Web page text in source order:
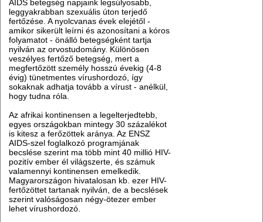
AIDS betegség napjaink legsúlyosabb,
leggyakrabban szexuális úton terjedő
fertőzése. A nyolcvanas évek elejétől -
amikor sikerült leírni és azonosítani a kóros
folyamatot - önálló betegségként tartja
nyilván az orvostudomány. Különösen
veszélyes fertőző betegség, mert a
megfertőzött személy hosszú évekig (4-8
évig) tünetmentes vírushordozó, így
sokaknak adhatja tovább a vírust - anélkül,
hogy tudna róla.
Az afrikai kontinensen a legelterjedtebb,
egyes országokban mintegy 30 százalékot
is kitesz a ferőzöttek aránya. Az ENSZ
AIDS-szel foglalkozó programjának
becslése szerint ma több mint 40 millió HIV-
pozitív ember él világszerte, és számuk
valamennyi kontinensen emelkedik.
Magyarországon hivatalosan kb. ezer HIV-
fertőzöttet tartanak nyilván, de a becslések
szerint valóságosan négy-ötezer ember
lehet vírushordozó.